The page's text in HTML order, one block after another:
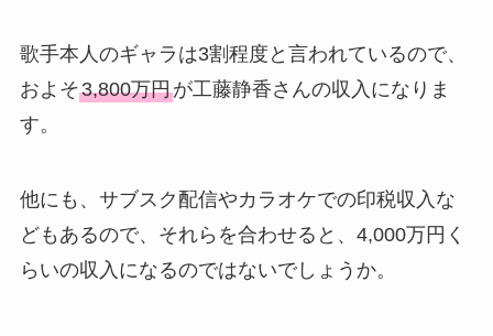
歌手本人のギャラは3割程度と言われているので、
およそ3,800万円が工藤静香さんの収入になりま
す。
他にも、サブスク配信やカラオケでの印税収入な
どもあるので、それらを合わせると、4,000万円く
らいの収入になるのではないでしょうか。